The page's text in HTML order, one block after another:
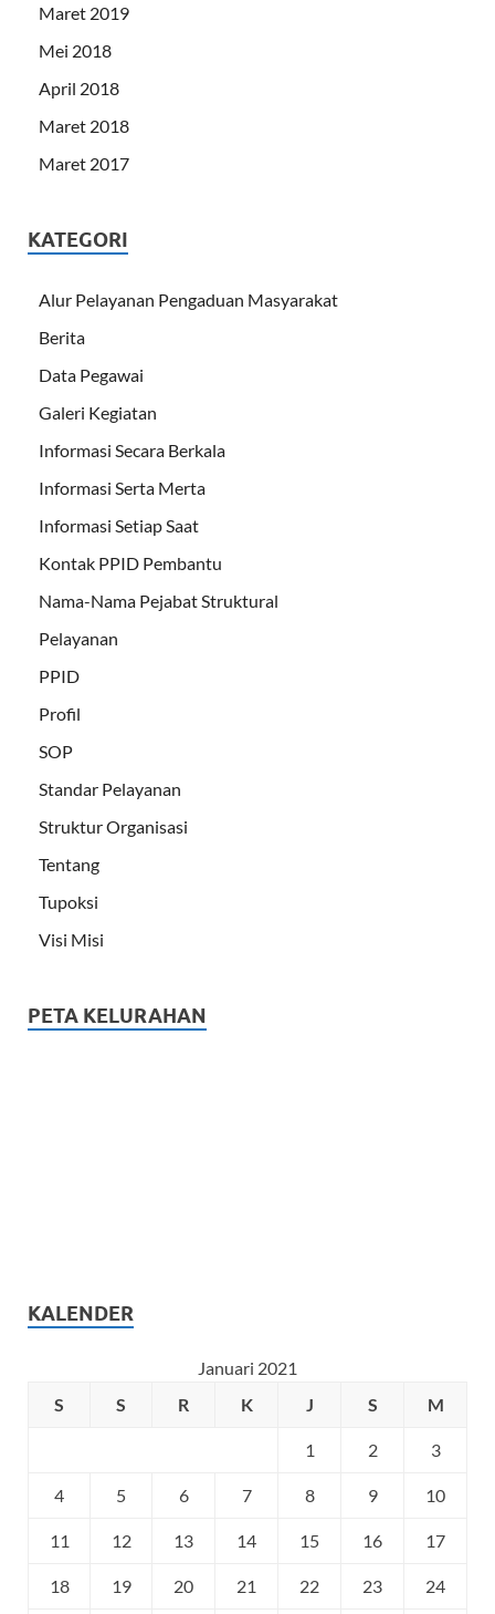
Maret 2019
Mei 2018
April 2018
Maret 2018
Maret 2017
KATEGORI
Alur Pelayanan Pengaduan Masyarakat
Berita
Data Pegawai
Galeri Kegiatan
Informasi Secara Berkala
Informasi Serta Merta
Informasi Setiap Saat
Kontak PPID Pembantu
Nama-Nama Pejabat Struktural
Pelayanan
PPID
Profil
SOP
Standar Pelayanan
Struktur Organisasi
Tentang
Tupoksi
Visi Misi
PETA KELURAHAN
KALENDER
Januari 2021
S
S R K J S M
1 2 3
4 5 6 7 8 9 10
11 12 13 14 15 16 17
18 19 20 21 22 23 24